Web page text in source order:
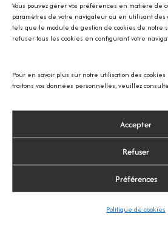
Vous pouvez gérer vos préférences en matière de
paramètres de votre navigateur ou en utilisant des
tels que le module de gestion de cookies de notre
refuser tous les cookies en configurant votre
Pour en savoir plus sur notre utilisation des
traitons vos données personnelles, veuillez
Accepter
Refuser
Préférences
Politique de cookies
Avec SOS écureuil Provence
© 2026 Thibault Le Fur